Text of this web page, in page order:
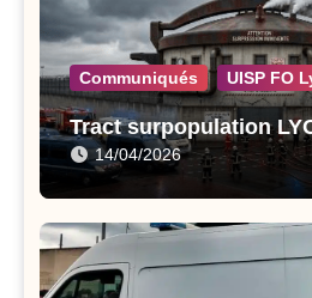
Communiqués UISP FO
Tract surpopulation
14/04/2026